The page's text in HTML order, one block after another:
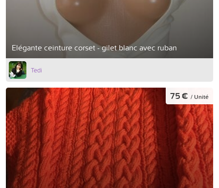
Elégante ceinture corset - gilet blanc avec ruban
Tedi
75 € / Unité